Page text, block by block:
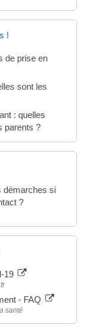
!
de prise en
sont les
: quelles
parents ?
démarches si
?
19
- FAQ
santé